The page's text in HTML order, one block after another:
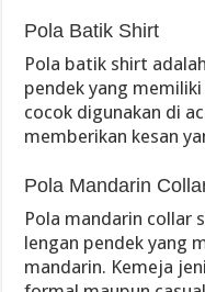
Pola Batik Shirt
Pola batik shirt
pendek yang
cocok digunakan di
memberikan kesan
Pola Mandarin
Pola mandarin collar
lengan pendek yang
mandarin. Kemeja